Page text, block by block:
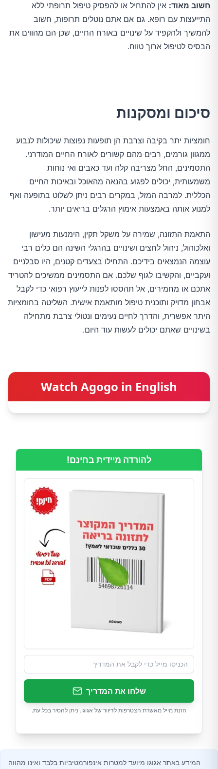
חשוב מאוד: אין להתחיל או להפסיק טיפול תרופתי ללא
התייעצות עם רופא. גם אם אתם נוטלים תרופות, חשוב
להמשיך ולהקפיד על שינויים באורח החיים, שכן הם מהווים את
הבסיס לטיפול ארוך טווח.
סיכום ומסקנות
חומציות יתר בקיבה וצרבת הן תופעות נפוצות שיכולות לנבוע
ממגוון גורמים, רבים מהם קשורים לאורח החיים המודרני.
התסמינים, החל מצריבה קלה ועד כאבים ואי נוחות
משמעותית, יכולים לפגוע בהנאה מהאוכל ובאיכות החיים
הכללית. למרבה המזל, במקרים רבים ניתן לשלוט בתופעה ואף
למנוע אותה באמצעות אימוץ הרגלים בריאים יותר.
התאמת התזונה, שמירה על משקל תקין, הימנעות מעישון
ואלכוהול, ניהול לחצים ושינויים בהרגלי השינה הם כלים רבי
עוצמה הנמצאים בידיכם. התחילו בצעדים קטנים, היו סבלניים
ועקביים, והקשיבו לגוף שלכם. אם התסמינים ממשיכים להטריד
אתכם או מחמירים, אל תהססו לפנות לייעוץ רפואי כדי לקבל
אבחון מדויק ותוכנית טיפול מותאמת אישית. השליטה בחומציות
היתר אפשרית, והדרך לחיים נעימים ונטולי צרבת מתחילה
בשינויים שאתם יכולים לעשות עוד היום.
Watch Agogo in English
להורדה מיידית בחינם!
שלחו את המדריך
הזנת מייל מאשרת הצטרפות לדיוור של אגוגו. ניתן להסיר בכל עת.
המידע באתר אגוגו מיועד למטרות אינפורמטיביות בלבד ואינו מהווה